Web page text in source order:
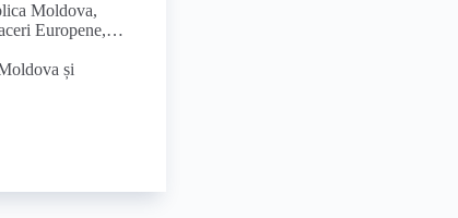
Moldova,
Europene,…
și